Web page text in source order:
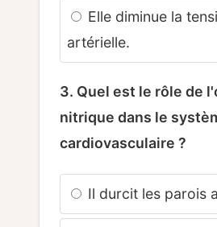
Elle diminue la
artérielle.
3. Quel est le rôle de
nitrique dans le
cardiovasculaire ?
Il durcit les parois